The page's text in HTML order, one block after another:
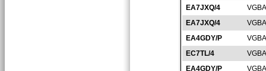
EA7JXQ/4
EA7JXQ/4
EA4GDY/P
EC7TL/4
EA4GDY/P